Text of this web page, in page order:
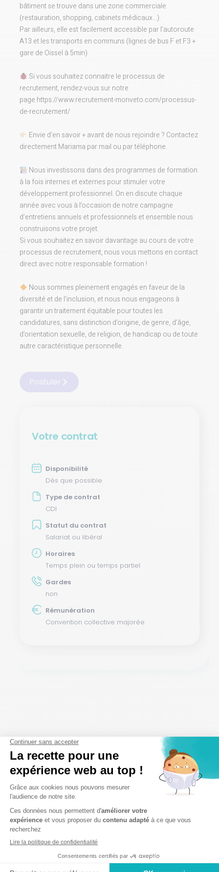
bâtiment se trouve dans une zone commerciale
(restauration, shopping, cabinets médicaux…).
Par ailleurs, elle est facilement accessible par l’autoroute
A13 et les transports en communs (lignes de bus F et F3 +
gare de Oissel à 5min)
Si vous souhaitez connaitre le processus de
recrutement, rendez-vous sur notre
page https://www.recrutement-monveto.com/processus-
de-recrutement/
Envie d’en savoir + avant de nous rejoindre ? Contactez
directement Mariama par mail ou par téléphone.
Nous investissons dans des programmes de formation
à la fois internes et externes pour stimuler votre
développement professionnel. On en discute chaque
année avec vous à l’occasion de notre campagne
d’entretiens annuels et professionnels et ensemble nous
construisons votre projet.
Si vous souhaitez en savoir davantage au cours de votre
processus de recrutement, nous vous mettons en contact
direct avec notre responsable formation !
Nous sommes pleinement engagés en faveur de la
diversité et de l’inclusion, et nous nous engageons à
garantir un traitement équitable pour toutes les
candidatures, sans distinction d’origine, de genre, d’âge,
d’orientation sexuelle, de religion, de handicap ou de toute
autre caractéristique personnelle.
Postuler
Votre contrat
Disponibilité
Dès que possible
Type de contrat
CDI
Statut du contrat
Salariat ou libéral
Horaires
Temps plein ou temps partiel
Gardes
non
Rémunération
Convention collective majorée
La clinique en images